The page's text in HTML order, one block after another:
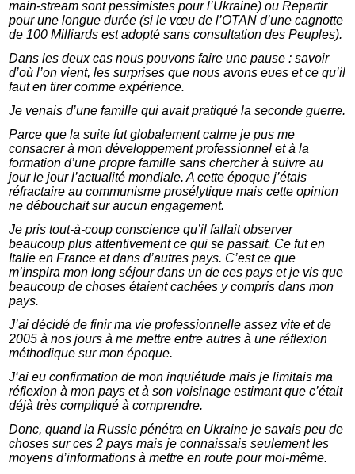
main-stream sont pessimistes pour l’Ukraine) ou Repartir
pour une longue durée (si le vœu de l’OTAN d’une cagnotte
de 100 Milliards est adopté sans consultation des Peuples).
Dans les deux cas nous pouvons faire une pause : savoir
d’où l’on vient, les surprises que nous avons eues et ce qu’il
faut en tirer comme expérience.
Je venais d’une famille qui avait pratiqué la seconde guerre.
Parce que la suite fut globalement calme je pus me
consacrer à mon développement professionnel et à la
formation d’une propre famille sans chercher à suivre au
jour le jour l’actualité mondiale. A cette époque j’étais
réfractaire au communisme prosélytique mais cette opinion
ne débouchait sur aucun engagement.
Je pris tout-à-coup conscience qu’il fallait observer
beaucoup plus attentivement ce qui se passait. Ce fut en
Italie en France et dans d’autres pays. C’est ce que
m’inspira mon long séjour dans un de ces pays et je vis que
beaucoup de choses étaient cachées y compris dans mon
pays.
J’ai décidé de finir ma vie professionnelle assez vite et de
2005 à nos jours à me mettre entre autres à une réflexion
méthodique sur mon époque.
J‘ai eu confirmation de mon inquiétude mais je limitais ma
réflexion à mon pays et à son voisinage estimant que c’était
déjà très compliqué à comprendre.
Donc, quand la Russie pénétra en Ukraine je savais peu de
choses sur ces 2 pays mais je connaissais seulement les
moyens d’informations à mettre en route pour moi-même.